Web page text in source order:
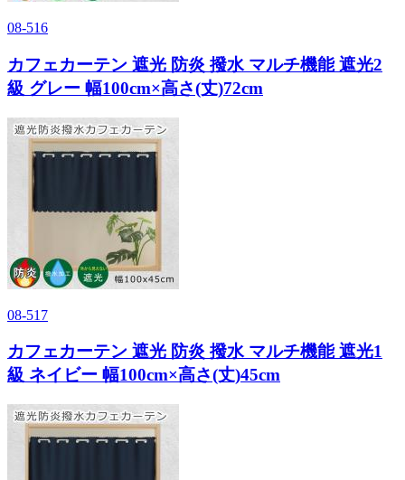
08-516
カフェカーテン 遮光 防炎 撥水 マルチ機能 遮光2
級 グレー 幅100cm×高さ(丈)72cm
08-517
カフェカーテン 遮光 防炎 撥水 マルチ機能 遮光1
級 ネイビー 幅100cm×高さ(丈)45cm